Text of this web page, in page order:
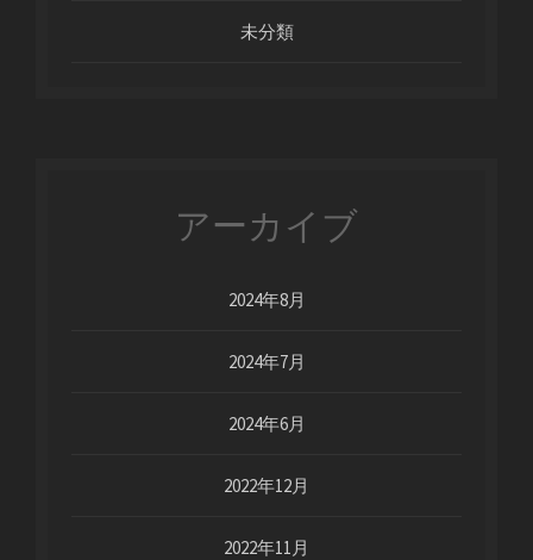
未分類
アーカイブ
2024年8月
2024年7月
2024年6月
2022年12月
2022年11月